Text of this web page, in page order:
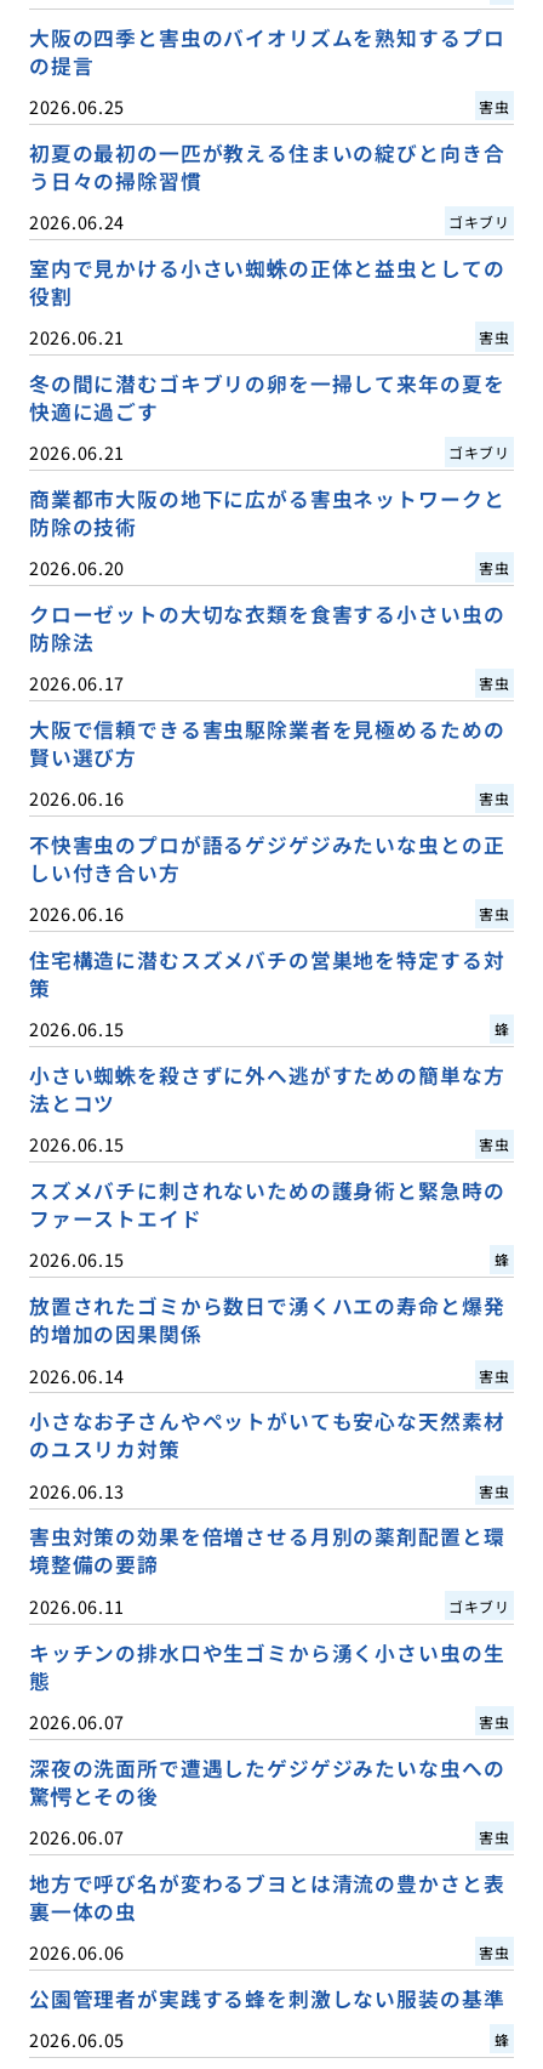
大阪の四季と害虫のバイオリズムを熟知するプロ
の提言
2026.06.25 害虫
初夏の最初の一匹が教える住まいの綻びと向き合
う日々の掃除習慣
2026.06.24 ゴキブリ
室内で見かける小さい蜘蛛の正体と益虫としての
役割
2026.06.21 害虫
冬の間に潜むゴキブリの卵を一掃して来年の夏を
快適に過ごす
2026.06.21 ゴキブリ
商業都市大阪の地下に広がる害虫ネットワークと
防除の技術
2026.06.20 害虫
クローゼットの大切な衣類を食害する小さい虫の
防除法
2026.06.17 害虫
大阪で信頼できる害虫駆除業者を見極めるための
賢い選び方
2026.06.16 害虫
不快害虫のプロが語るゲジゲジみたいな虫との正
しい付き合い方
2026.06.16 害虫
住宅構造に潜むスズメバチの営巣地を特定する対
策
2026.06.15 蜂
小さい蜘蛛を殺さずに外へ逃がすための簡単な方
法とコツ
2026.06.15 害虫
スズメバチに刺されないための護身術と緊急時の
ファーストエイド
2026.06.15 蜂
放置されたゴミから数日で湧くハエの寿命と爆発
的増加の因果関係
2026.06.14 害虫
小さなお子さんやペットがいても安心な天然素材
のユスリカ対策
2026.06.13 害虫
害虫対策の効果を倍増させる月別の薬剤配置と環
境整備の要諦
2026.06.11 ゴキブリ
キッチンの排水口や生ゴミから湧く小さい虫の生
態
2026.06.07 害虫
深夜の洗面所で遭遇したゲジゲジみたいな虫への
驚愕とその後
2026.06.07 害虫
地方で呼び名が変わるブヨとは清流の豊かさと表
裏一体の虫
2026.06.06 害虫
公園管理者が実践する蜂を刺激しない服装の基準
2026.06.05 蜂